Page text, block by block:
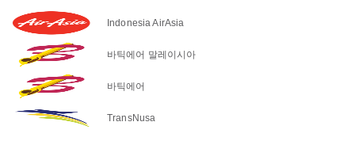
Indonesia AirAsia
바틱에어 말레이시아
바틱에어
TransNusa